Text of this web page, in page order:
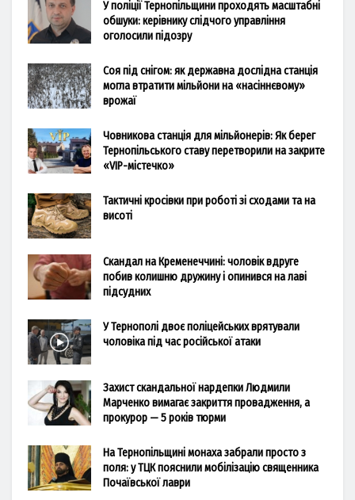
У поліції Тернопільщини проходять масштабні
обшуки: керівнику слідчого управління
оголосили підозру
Соя під снігом: як державна дослідна станція
могла втратити мільйони на «насіннєвому»
врожаї
Човникова станція для мільйонерів: Як берег
Тернопільського ставу перетворили на закрите
«VIP-містечко»
Тактичні кросівки при роботі зі сходами та на
висоті
Скандал на Кременеччині: чоловік вдруге
побив колишню дружину і опинився на лаві
підсудних
У Тернополі двоє поліцейських врятували
чоловіка під час російської атаки
Захист скандальної нардепки Людмили
Марченко вимагає закриття провадження, а
прокурор — 5 років тюрми
На Тернопільщині монаха забрали просто з
поля: у ТЦК пояснили мобілізацію священника
Почаївської лаври